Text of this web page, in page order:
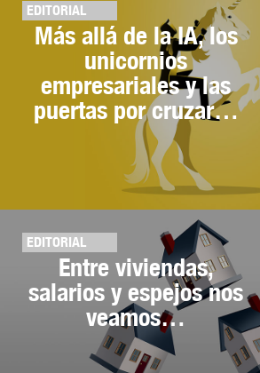
EDITORIAL
Más allá de la IA, los
unicornios
empresariales y las
puertas por cruzar…
EDITORIAL
Entre viviendas,
salarios y espejos nos
veamos…